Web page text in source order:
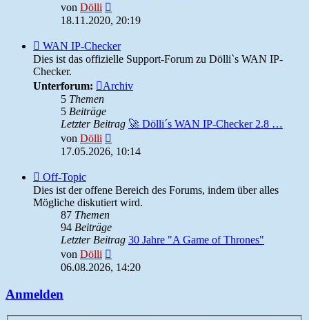
von Dölli
Beitrag
18.11.2020, 20:19
Feed
-
WAN
IP-
Checker
WAN IP-Checker
Dies ist das offizielle Support-Forum zu Dölli`s WAN IP-
Checker.
Unterforum:
Archiv
5 Themen
5 Beiträge
Letzter Beitrag 🚀 Dölli´s WAN IP-Checker 2.8 …
von Dölli
Beitrag
17.05.2026, 10:14
Feed
-
Off-
Topic
Off-Topic
Dies ist der offene Bereich des Forums, indem über alles
Mögliche diskutiert wird.
87 Themen
94 Beiträge
Letzter Beitrag 30 Jahre "A Game of Thrones"
von Dölli
Beitrag
06.08.2026, 14:20
Anmelden